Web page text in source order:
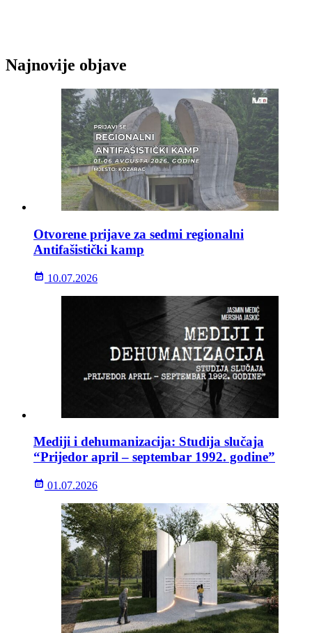
Najnovije objave
Otvorene prijave za sedmi regionalni
Antifašistički kamp
10.07.2026
Mediji i dehumanizacija: Studija slučaja
“Prijedor april – septembar 1992. godine”
01.07.2026